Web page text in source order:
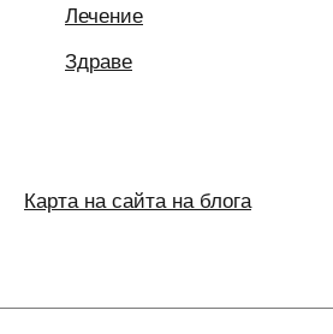
Лечение
Здраве
Карта на сайта на блога